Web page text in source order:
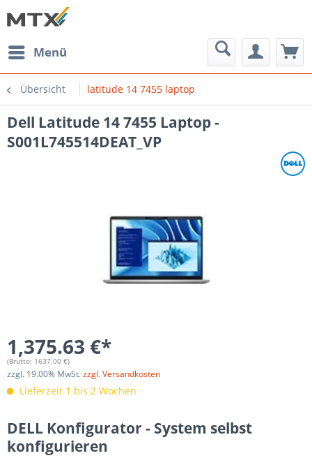
Menü
Übersicht latitude 14 7455 laptop
Dell Latitude 14 7455 Laptop -
S001L745514DEAT_VP
1,375.63 €*
(Brutto: 1637.00 €)
zzgl. 19.00% MwSt.zzgl. Versandkosten
Lieferzeit 1 bis 2 Wochen
DELL Konfigurator - System selbst
konfigurieren